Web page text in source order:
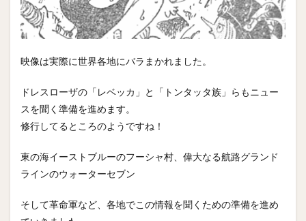
映像は実際に世界各地にバラまかれました。
ドレスローザの「レベッカ」と「トンタッタ族」らもニュー
スを聞く準備を進めます。
修行してるところのようですね！
東の海イーストブルーのフーシャ村、偉大なる航路グランド
ラインのウォーターセブン
そして革命軍など、各地でこの情報を聞くための準備を進め